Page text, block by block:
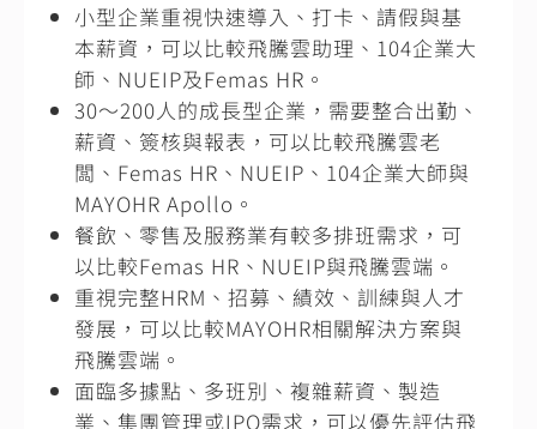
小型企業重視快速導入、打卡、請假與基
本薪資，可以比較飛騰雲助理、104企業大
師、NUEIP及Femas HR。
30～200人的成長型企業，需要整合出勤、
薪資、簽核與報表，可以比較飛騰雲老
闆、Femas HR、NUEIP、104企業大師與
MAYOHR Apollo。
餐飲、零售及服務業有較多排班需求，可
以比較Femas HR、NUEIP與飛騰雲端。
重視完整HRM、招募、績效、訓練與人才
發展，可以比較MAYOHR相關解決方案與
飛騰雲端。
面臨多據點、多班別、複雜薪資、製造
業、集團管理或IPO需求，可以優先評估飛